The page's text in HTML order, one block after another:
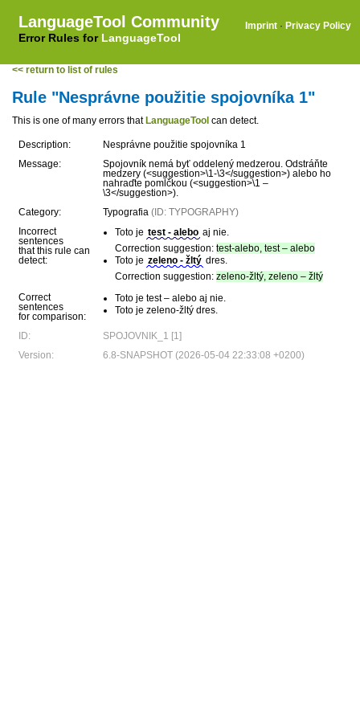
LanguageTool Community
Error Rules for LanguageTool
Imprint · Privacy Policy
<< return to list of rules
Rule "Nesprávne použitie spojovníka 1"
This is one of many errors that LanguageTool can detect.
Description:
Nesprávne použitie spojovníka 1
Message:
Spojovník nemá byť oddelený medzerou. Odstráňte
medzery (<suggestion>\1-\3</suggestion>) alebo ho
nahraďte pomlčkou (<suggestion>\1 –
\3</suggestion>).
Category:
Typografia (ID: TYPOGRAPHY)
Incorrect
sentences
that this rule can
detect:
Toto je test - alebo aj nie.
Correction suggestion: test-alebo, test – alebo
Toto je zeleno - žltý dres.
Correction suggestion: zeleno-žltý, zeleno – žltý
Correct
sentences
for comparison:
Toto je test – alebo aj nie.
Toto je zeleno-žltý dres.
ID:
SPOJOVNIK_1 [1]
Version:
6.8-SNAPSHOT (2026-05-04 22:33:08 +0200)